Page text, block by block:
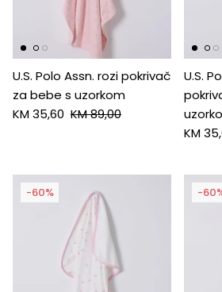
Antony Morato
LIU JO
Harvard
U.S. Polo Assn. rozi pokrivač
za bebe s uzorkom
KM 35,60 KM 89,00
U.S.
KM
-60% -